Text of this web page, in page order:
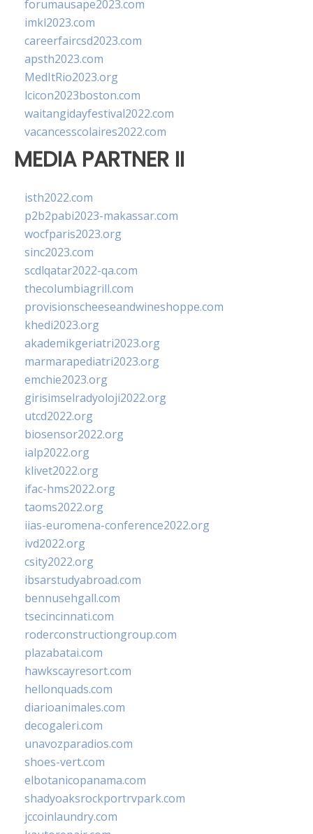
forumausape2023.com
imkl2023.com
careerfaircsd2023.com
apsth2023.com
MedItRio2023.org
lcicon2023boston.com
waitangidayfestival2022.com
vacancesscolaires2022.com
MEDIA PARTNER II
isth2022.com
p2b2pabi2023-makassar.com
wocfparis2023.org
sinc2023.com
scdlqatar2022-qa.com
thecolumbiagrill.com
provisionscheeseandwineshoppe.com
khedi2023.org
akademikgeriatri2023.org
marmarapediatri2023.org
emchie2023.org
girisimselradyoloji2022.org
utcd2022.org
biosensor2022.org
ialp2022.org
klivet2022.org
ifac-hms2022.org
taoms2022.org
iias-euromena-conference2022.org
ivd2022.org
csity2022.org
ibsarstudyabroad.com
bennusehgall.com
tsecincinnati.com
roderconstructiongroup.com
plazabatai.com
hawkscayresort.com
hellonquads.com
diarioanimales.com
decogaleri.com
unavozparadios.com
shoes-vert.com
elbotanicopanama.com
shadyoaksrockportrvpark.com
jccoinlaundry.com